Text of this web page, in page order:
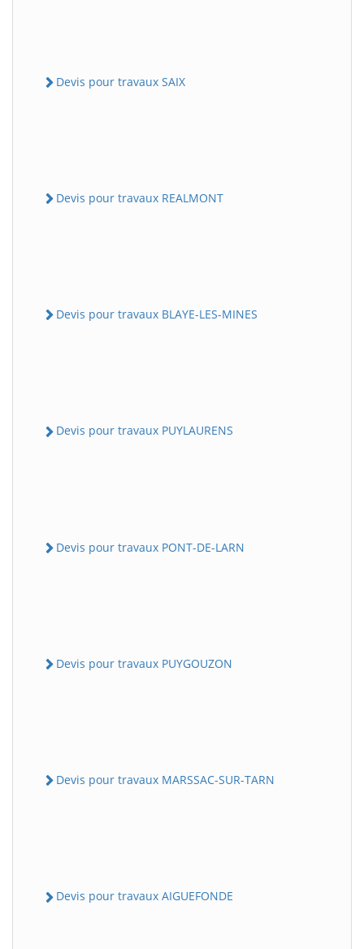
Devis pour travaux SAIX
Devis pour travaux REALMONT
Devis pour travaux BLAYE-LES-MINES
Devis pour travaux PUYLAURENS
Devis pour travaux PONT-DE-LARN
Devis pour travaux PUYGOUZON
Devis pour travaux MARSSAC-SUR-TARN
Devis pour travaux AIGUEFONDE